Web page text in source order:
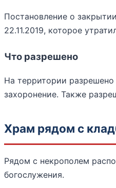
Постановление о
22.11.2019, которое
Что разрешено
На территории разрешено
захоронение. Также
Храм рядом с
Рядом с некрополем
богослужения.